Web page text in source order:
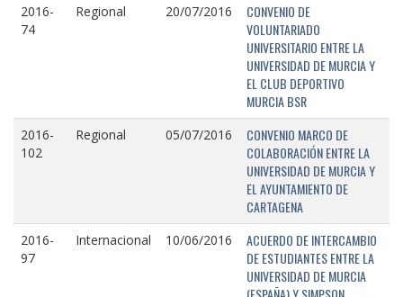
2016-
74
Regional 20/07/2016
CONVENIO DE
VOLUNTARIADO
UNIVERSITARIO ENTRE LA
UNIVERSIDAD DE MURCIA Y
EL CLUB DEPORTIVO
MURCIA BSR
2016-
102
Regional 05/07/2016
CONVENIO MARCO DE
COLABORACIÓN ENTRE LA
UNIVERSIDAD DE MURCIA Y
EL AYUNTAMIENTO DE
CARTAGENA
2016-
97
Internacional 10/06/2016
ACUERDO DE INTERCAMBIO
DE ESTUDIANTES ENTRE LA
UNIVERSIDAD DE MURCIA